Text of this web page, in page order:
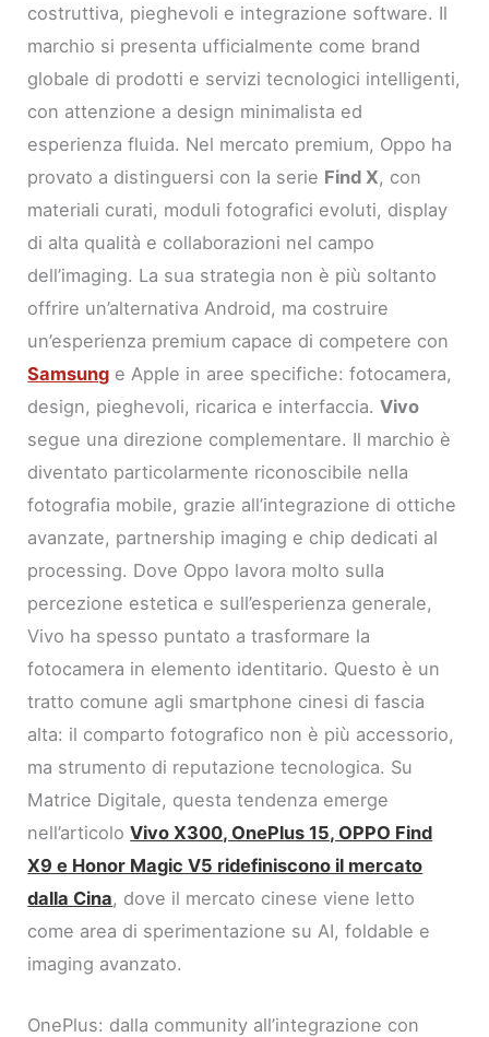
costruttiva, pieghevoli e integrazione software. Il
marchio si presenta ufficialmente come brand
globale di prodotti e servizi tecnologici intelligenti,
con attenzione a design minimalista ed
esperienza fluida. Nel mercato premium, Oppo ha
provato a distinguersi con la serie Find X, con
materiali curati, moduli fotografici evoluti, display
di alta qualità e collaborazioni nel campo
dell’imaging. La sua strategia non è più soltanto
offrire un’alternativa Android, ma costruire
un’esperienza premium capace di competere con
Samsung e Apple in aree specifiche: fotocamera,
design, pieghevoli, ricarica e interfaccia.Vivo
segue una direzione complementare. Il marchio è
diventato particolarmente riconoscibile nella
fotografia mobile, grazie all’integrazione di ottiche
avanzate, partnership imaging e chip dedicati al
processing. Dove Oppo lavora molto sulla
percezione estetica e sull’esperienza generale,
Vivo ha spesso puntato a trasformare la
fotocamera in elemento identitario. Questo è un
tratto comune agli smartphone cinesi di fascia
alta: il comparto fotografico non è più accessorio,
ma strumento di reputazione tecnologica. Su
Matrice Digitale, questa tendenza emerge
nell’articoloVivo X300, OnePlus 15, OPPO Find
X9 e Honor Magic V5 ridefiniscono il mercato
dalla Cina, dove il mercato cinese viene letto
come area di sperimentazione su AI, foldable e
imaging avanzato.
OnePlus: dalla community all’integrazione con